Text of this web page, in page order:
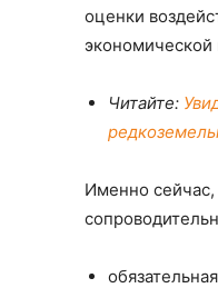
оценки
экономической
Читайте:
Именно сейчас,